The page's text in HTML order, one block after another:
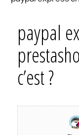
paypal
c’est ?